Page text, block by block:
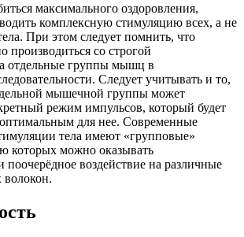
максимального оздоровления,
комплексную стимуляцию всех, а не
При этом следует помнить, что
производиться со строгой
отдельные группы мышц в
Следует учитывать и то,
мышечной группы может
режим импульсов, который будет
оптимальным для нее. Современные
тела имеют «групповые»
которых можно оказывать
поочерёдное воздействие на различные